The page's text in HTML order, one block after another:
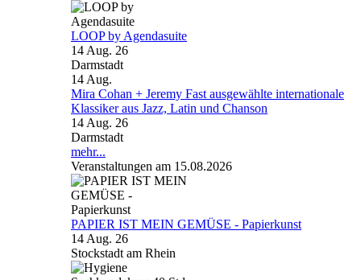
LOOP by Agendasuite
14 Aug. 26
Darmstadt
14 Aug.
Mira Cohan + Jeremy Fast ausgewählte internationale
Klassiker aus Jazz, Latin und Chanson
14 Aug. 26
Darmstadt
mehr...
Veranstaltungen am 15.08.2026
PAPIER IST MEIN GEMÜSE - Papierkunst
14 Aug. 26
Stockstadt am Rhein